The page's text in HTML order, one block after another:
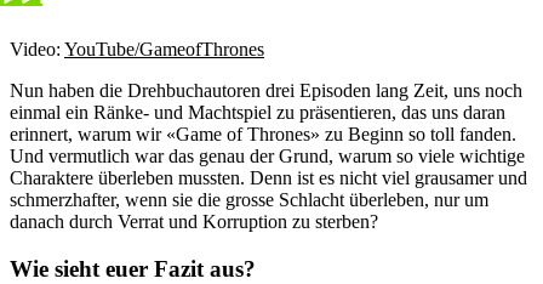
Video: YouTube/GameofThrones
Nun haben die Drehbuchautoren drei Episoden lang Zeit, uns noch
einmal ein Ränke- und Machtspiel zu präsentieren, das uns daran
erinnert, warum wir «Game of Thrones» zu Beginn so toll fanden.
Und vermutlich war das genau der Grund, warum so viele wichtige
Charaktere überleben mussten. Denn ist es nicht viel grausamer und
schmerzhafter, wenn sie die grosse Schlacht überleben, nur um
danach durch Verrat und Korruption zu sterben?
Wie sieht euer Fazit aus?